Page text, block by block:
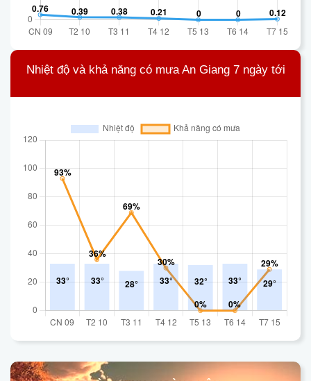
Nhiệt độ và khả năng có mưa An Giang 7 ngày tới